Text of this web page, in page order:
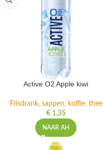
Active O2 Apple kiwi
Frisdrank, sappen, koffie, thee
€1,35
NAAR AH